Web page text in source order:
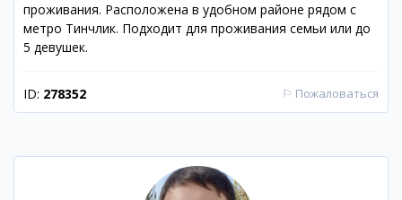
проживания. Расположена в удобном районе рядом с
метро Тинчлик. Подходит для проживания семьи или до
5 девушек.
ID: 278352 ⚐ Пожаловаться